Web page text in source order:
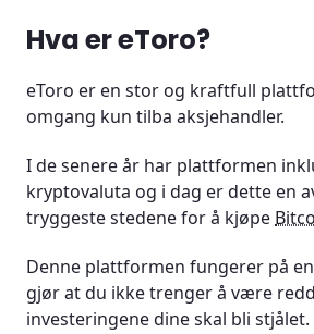
Er eToro lovlig?
Må jeg skatte på avkasting hos
Konklusjon
Spørsmål og svar
Hva er eToro?
eToro er en stor og kraftfull
omgang kun tilba aksjehandler.
I de senere år har plattformen
kryptovaluta og i dag er dette en
tryggeste stedene for å kjøpe
Denne plattformen fungerer på
gjør at du ikke trenger å være
investeringene dine skal bli stjålet.